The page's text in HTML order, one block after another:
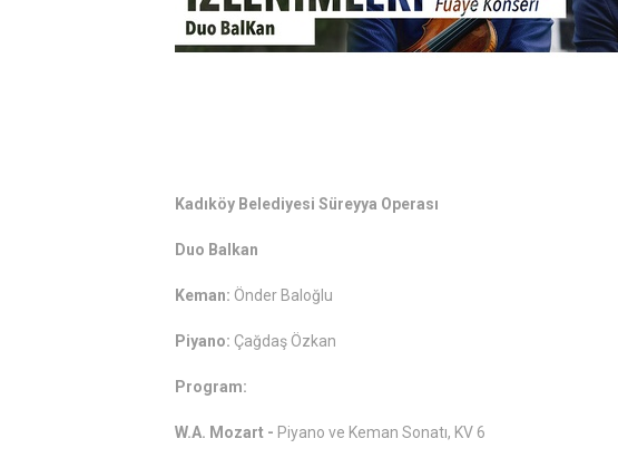
Kadıköy Belediyesi Süreyya Operası
Duo Balkan
Keman: Önder Baloğlu
Piyano: Çağdaş Özkan
Program:
W.A. Mozart - Piyano ve Keman Sonatı, KV 6